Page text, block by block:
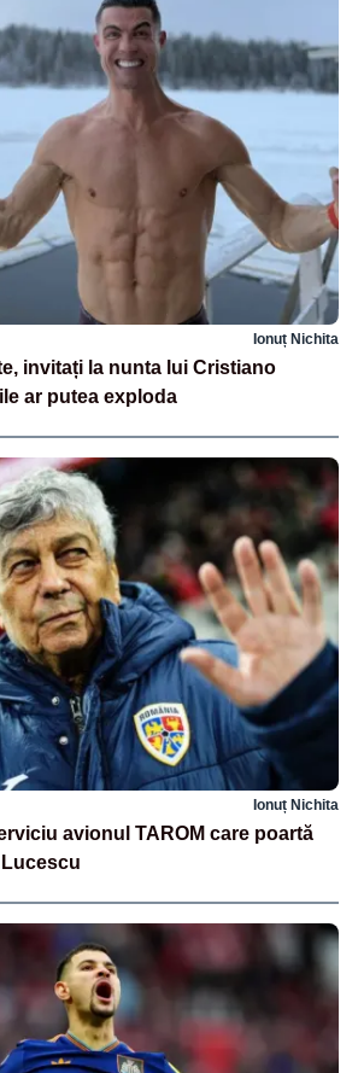
Ionuț Nichita
invitați la nunta lui Cristiano
ar putea exploda
Ionuț Nichita
avionul TAROM care poartă